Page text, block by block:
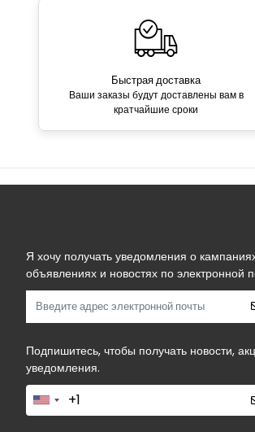
Быстрая доставка
Ваши заказы будут доставлены вам в
кратчайшие сроки
Я хочу получать уведомления о
объявлениях и новостях по электронной
Подпишитесь, чтобы получать новости,
уведомления.